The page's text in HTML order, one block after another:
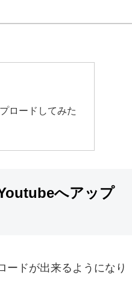
ロードしてみた
へアップ
ードが出来るようになり